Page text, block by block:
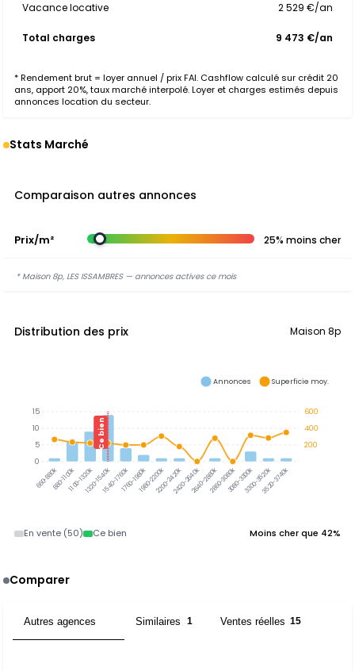
Vacance locative 2 529 €/an
Total charges 9 473 €/an
* Rendement brut = loyer annuel / prix FAI. Cashflow calculé sur crédit 20
ans, apport 20%, taux marché interpolé. Loyer et charges estimés depuis
annonces location du secteur.
Stats Marché
Comparaison autres annonces
Prix/m² 25% moins cher
* Maison 8p, LES ISSAMBRES — annonces actives ce mois
Distribution des prix Maison 8p
660-880k880-1100k1100-1320k1320-1540k1540-1760k1760-1980k1980-2200k2200-2420k2420-2640k2640-2860k2860-3080k3080-3300k3300-3520k3520-3740k
Ce bien
600
400
200
15
10
5
0
Annonces Superficie moy.
En vente (50) Ce bien Moins cher que 42%
Comparer
Autres agences Similaires 1 Ventes réelles 15